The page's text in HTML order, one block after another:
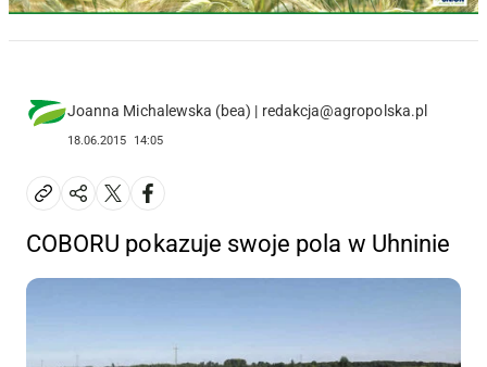
Joanna Michalewska (bea) | redakcja@agropolska.pl
18.06.2015 14:05
COBORU pokazuje swoje pola w Uhninie